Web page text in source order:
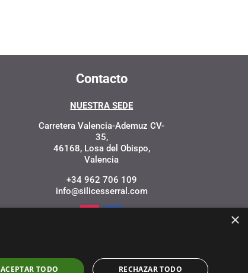
Contacto
NUESTRA SEDE
Carretera Valencia-Ademuz CV-
35,
46168, Losa del Obispo,
Valencia
+34 962 706 109
info@silicesserral.com
×
ACEPTAR TODO RECHAZAR TODO